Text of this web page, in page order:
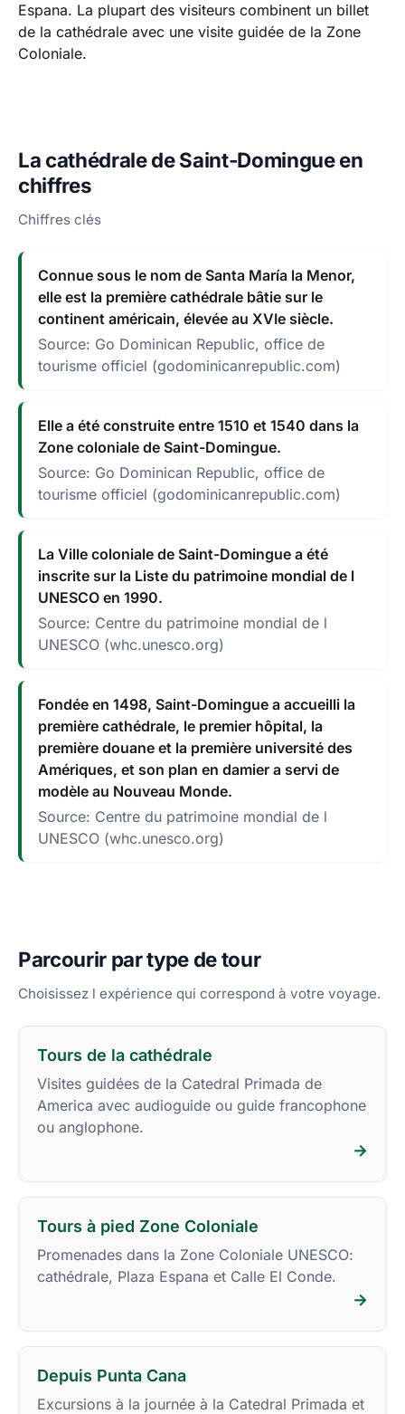
Espana. La plupart des visiteurs combinent un billet
de la cathédrale avec une visite guidée de la Zone
Coloniale.
La cathédrale de Saint-Domingue en
chiffres
Chiffres clés
Connue sous le nom de Santa María la Menor,
elle est la première cathédrale bâtie sur le
continent américain, élevée au XVIe siècle.
Source: Go Dominican Republic, office de
tourisme officiel (godominicanrepublic.com)
Elle a été construite entre 1510 et 1540 dans la
Zone coloniale de Saint-Domingue.
Source: Go Dominican Republic, office de
tourisme officiel (godominicanrepublic.com)
La Ville coloniale de Saint-Domingue a été
inscrite sur la Liste du patrimoine mondial de l
UNESCO en 1990.
Source: Centre du patrimoine mondial de l
UNESCO (whc.unesco.org)
Fondée en 1498, Saint-Domingue a accueilli la
première cathédrale, le premier hôpital, la
première douane et la première université des
Amériques, et son plan en damier a servi de
modèle au Nouveau Monde.
Source: Centre du patrimoine mondial de l
UNESCO (whc.unesco.org)
Parcourir par type de tour
Choisissez l expérience qui correspond à votre voyage.
Tours de la cathédrale
Visites guidées de la Catedral Primada de
America avec audioguide ou guide francophone
ou anglophone.
→
Tours à pied Zone Coloniale
Promenades dans la Zone Coloniale UNESCO:
cathédrale, Plaza Espana et Calle El Conde.
→
Depuis Punta Cana
Excursions à la journée à la Catedral Primada et